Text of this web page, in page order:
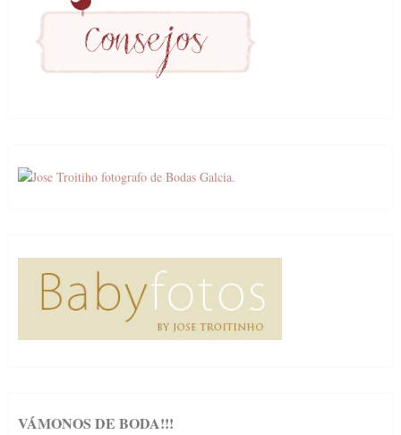
VÁMONOS DE BODA!!!